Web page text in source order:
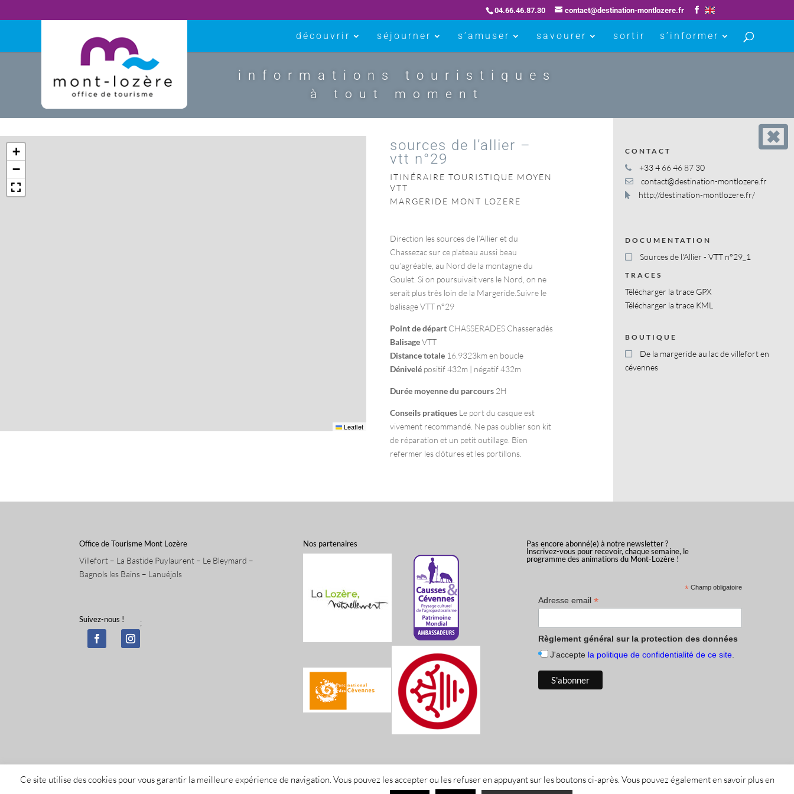
04.66.46.87.30 contact@destination-montlozere.fr
découvrir séjourner s’amuser savourer sortir s’informer
informations touristiques
à tout moment
+
−
Leaflet
sources de l’allier –
vtt n°29
ITINÉRAIRE TOURISTIQUE MOYEN
VTT
MARGERIDE MONT LOZERE
Direction les sources de l’Allier et du
Chassezac sur ce plateau aussi beau
qu’agréable, au Nord de la montagne du
Goulet. Si on poursuivait vers le Nord, on ne
serait plus très loin de la Margeride.Suivre le
balisage VTT n°29
Point de départ CHASSERADES Chasseradès
BalisageVTT
Distance totale 16.9323km en boucle
Dénivelé positif 432m | négatif 432m
Durée moyenne du parcours 2H
Conseils pratiques Le port du casque est
vivement recommandé. Ne pas oublier son kit
de réparation et un petit outillage. Bien
refermer les clôtures et les portillons.
CONTACT
+33 4 66 46 87 30
contact@destination-montlozere.fr
http://destination-montlozere.fr/
DOCUMENTATION
Sources de l'Allier - VTT n°29_1
TRACES
Télécharger la trace GPX
Télécharger la trace KML
BOUTIQUE
De la margeride au lac de villefort en
cévennes
Office de Tourisme Mont Lozère
Villefort – La Bastide Puylaurent – Le Bleymard –
Bagnols les Bains – Lanuéjols
Suivez-nous ! ;
Nos partenaires
Pas encore abonné(e) à notre newsletter ?
Inscrivez-vous pour recevoir, chaque semaine, le
programme des animations du Mont-Lozère !
* Champ obligatoire
Adresse email *
Règlement général sur la protection des données
J'accepte la politique de confidentialité de ce site.
Tous droits réservés Office de Tourisme Mont-Lozère -Mentions légales- Politique de confidentialité
Ce site utilise des cookies pour vous garantir la meilleure expérience de navigation. Vous pouvez les accepter ou les refuser en appuyant sur les boutons ci-après. Vous pouvez également en savoir plus en